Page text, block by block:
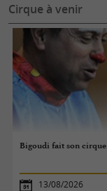
Cirque à venir
Bigoudi fait son cirque
13/08/2026